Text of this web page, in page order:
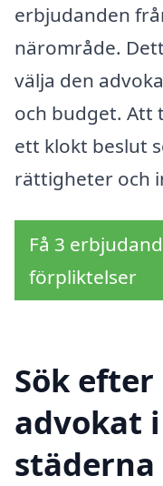
erbjudanden
närområde.
välja den
och budget. Att
ett klokt beslut
rättigheter och
Få 3
förpliktelser
Sök
advokat
städerna